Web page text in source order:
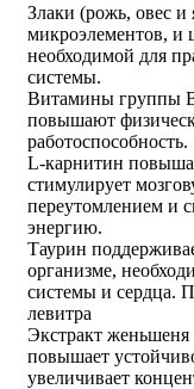
Злаки (рожь, овес
микроэлементов, и
необходимой для
системы.
Витамины группы
повышают
работоспособность.
L-карнитин
стимулирует
переутомлением и
энергию.
Таурин
организме,
системы и сердца.
левитра
Экстракт
повышает
увеличивает